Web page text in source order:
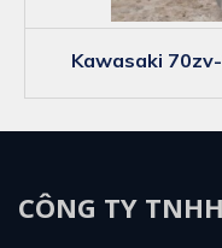
kawasaki
CÔNG TY